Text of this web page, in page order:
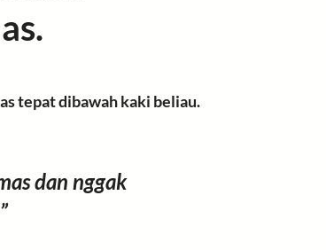
Acara & Latihan
tepat dibawah kaki beliau.
dan nggak